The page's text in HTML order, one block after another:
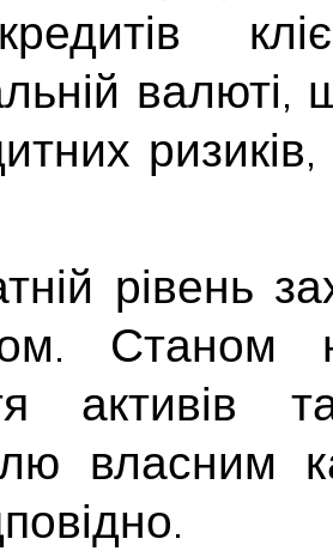
валюті,
рівень
активів
власним